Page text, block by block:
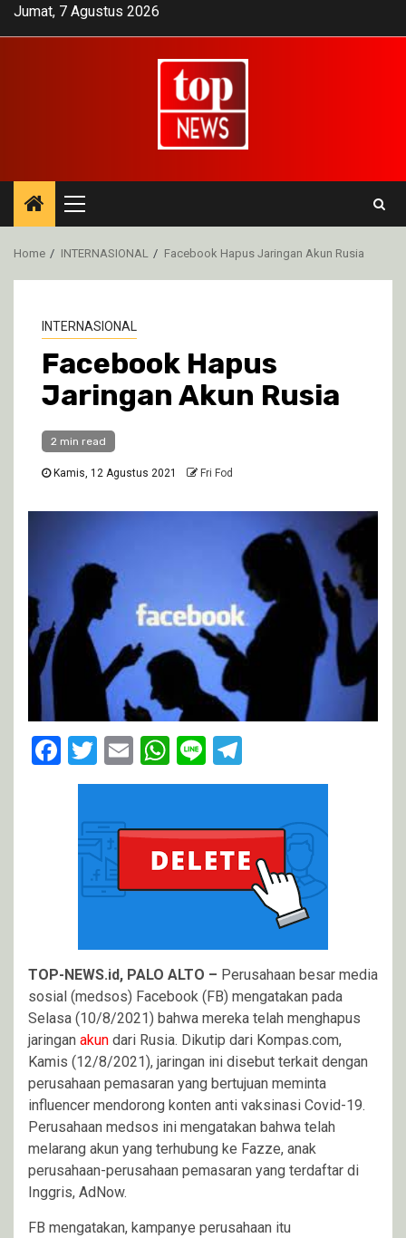
SkipJumat, 7 Agustus 2026
Primary
Menu
Home INTERNASIONAL Facebook Hapus Jaringan Akun Rusia
INTERNASIONAL
Facebook Hapus
Jaringan Akun Rusia
2 min read
Kamis, 12 Agustus 2021 Fri Fod
Facebook
Twitter
EmailWhatsApp
Line
TOP-NEWS.id, PALO ALTO – Perusahaan besar media
sosial (medsos) Facebook (FB) mengatakan pada
Selasa (10/8/2021) bahwa mereka telah menghapus
jaringan akun dari Rusia. Dikutip dari Kompas.com,
Kamis (12/8/2021), jaringan ini disebut terkait dengan
perusahaan pemasaran yang bertujuan meminta
influencer mendorong konten anti vaksinasi Covid-19.
Perusahaan medsos ini mengatakan bahwa telah
melarang akun yang terhubung ke Fazze, anak
perusahaan-perusahaan pemasaran yang terdaftar di
Inggris, AdNow.
FB mengatakan, kampanye perusahaan itu